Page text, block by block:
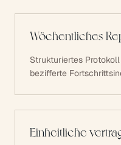
Wöchentliches
Strukturiertes
bezifferte
Einheitliche